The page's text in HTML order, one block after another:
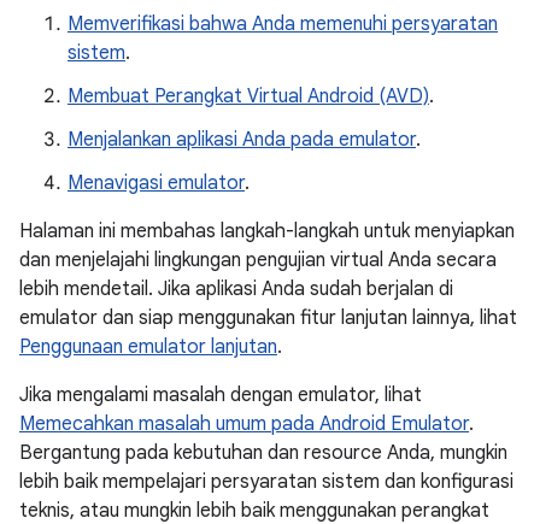
Memverifikasi bahwa Anda memenuhi persyaratan
sistem.
Membuat Perangkat Virtual Android (AVD).
Menjalankan aplikasi Anda pada emulator.
Menavigasi emulator.
Halaman ini membahas langkah-langkah untuk menyiapkan
dan menjelajahi lingkungan pengujian virtual Anda secara
lebih mendetail. Jika aplikasi Anda sudah berjalan di
emulator dan siap menggunakan fitur lanjutan lainnya, lihat
Penggunaan emulator lanjutan.
Jika mengalami masalah dengan emulator, lihat
Memecahkan masalah umum pada Android Emulator.
Bergantung pada kebutuhan dan resource Anda, mungkin
lebih baik mempelajari persyaratan sistem dan konfigurasi
teknis, atau mungkin lebih baik menggunakan perangkat